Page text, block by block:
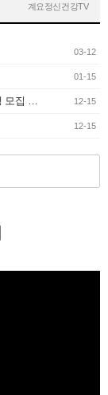
계요정신건강TV
03-12
01-15
12-15
12-15